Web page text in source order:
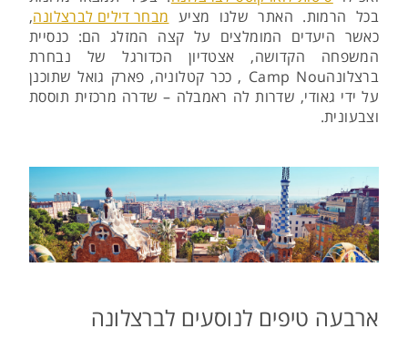
בכל הרמות. האתר שלנו מציע מבחר דילים לברצלונה,
כאשר היעדים המומלצים על קצה המזלג הם: כנסיית
המשפחה הקדושה, אצטדיון הכדורגל של נבחרת
ברצלונהCamp Nou , ככר קטלוניה, פארק גואל שתוכנן
על ידי גאודי, שדרות לה ראמבלה – שדרה מרכזית תוססת
וצבעונית.
ארבעה טיפים לנוסעים לברצלונה